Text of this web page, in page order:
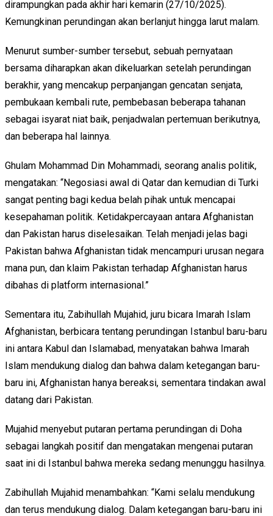
dirampungkan pada akhir hari kemarin (27/10/2025).
Kemungkinan perundingan akan berlanjut hingga larut malam.
Menurut sumber-sumber tersebut, sebuah pernyataan
bersama diharapkan akan dikeluarkan setelah perundingan
berakhir, yang mencakup perpanjangan gencatan senjata,
pembukaan kembali rute, pembebasan beberapa tahanan
sebagai isyarat niat baik, penjadwalan pertemuan berikutnya,
dan beberapa hal lainnya.
Ghulam Mohammad Din Mohammadi, seorang analis politik,
mengatakan: “Negosiasi awal di Qatar dan kemudian di Turki
sangat penting bagi kedua belah pihak untuk mencapai
kesepahaman politik. Ketidakpercayaan antara Afghanistan
dan Pakistan harus diselesaikan. Telah menjadi jelas bagi
Pakistan bahwa Afghanistan tidak mencampuri urusan negara
mana pun, dan klaim Pakistan terhadap Afghanistan harus
dibahas di platform internasional.”
Sementara itu, Zabihullah Mujahid, juru bicara Imarah Islam
Afghanistan, berbicara tentang perundingan Istanbul baru-baru
ini antara Kabul dan Islamabad, menyatakan bahwa Imarah
Islam mendukung dialog dan bahwa dalam ketegangan baru-
baru ini, Afghanistan hanya bereaksi, sementara tindakan awal
datang dari Pakistan.
Mujahid menyebut putaran pertama perundingan di Doha
sebagai langkah positif dan mengatakan mengenai putaran
saat ini di Istanbul bahwa mereka sedang menunggu hasilnya.
Zabihullah Mujahid menambahkan: “Kami selalu mendukung
dan terus mendukung dialog. Dalam ketegangan baru-baru ini